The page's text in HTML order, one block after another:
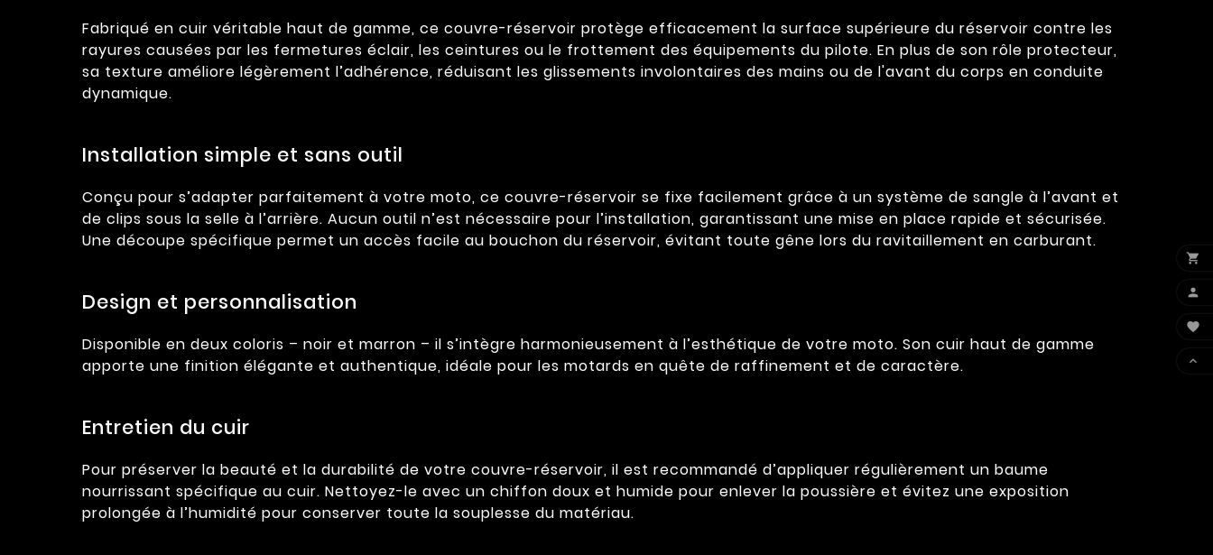
Fabriqué en cuir véritable haut de gamme, ce couvre-réservoir protège efficacement la surface supérieure du réservoir contre les
rayures causées par les fermetures éclair, les ceintures ou le frottement des équipements du pilote. En plus de son rôle protecteur,
sa texture améliore légèrement l’adhérence, réduisant les glissements involontaires des mains ou de l'avant du corps en conduite
dynamique.
Installation simple et sans outil
Conçu pour s’adapter parfaitement à votre moto, ce couvre-réservoir se fixe facilement grâce à un système de sangle à l’avant et
de clips sous la selle à l’arrière. Aucun outil n’est nécessaire pour l’installation, garantissant une mise en place rapide et sécurisée.
Une découpe spécifique permet un accès facile au bouchon du réservoir, évitant toute gêne lors du ravitaillement en carburant.
Design et personnalisation
Disponible en deux coloris – noir et marron – il s’intègre harmonieusement à l’esthétique de votre moto. Son cuir haut de gamme
apporte une finition élégante et authentique, idéale pour les motards en quête de raffinement et de caractère.
Entretien du cuir
Pour préserver la beauté et la durabilité de votre couvre-réservoir, il est recommandé d’appliquer régulièrement un baume
nourrissant spécifique au cuir. Nettoyez-le avec un chiffon doux et humide pour enlever la poussière et évitez une exposition
prolongée à l’humidité pour conserver toute la souplesse du matériau.



